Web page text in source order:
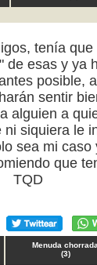
tenía
de esas y ya
posible,
sentir
alguien a
siquiera le
sea mi caso
que
TQD
Menuda chorrada
(3)